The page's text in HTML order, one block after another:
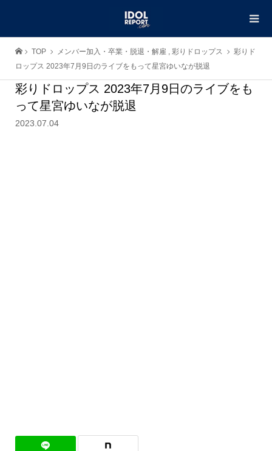
TOP メンバー加入・卒業・脱退・解雇 , 彩りドロップス
彩りド
ロップス 2023年7月9日のライブをもって星宮ゆいなが脱退
彩りドロップス 2023年7月9日のライブをも
って星宮ゆいなが脱退
2023.07.04